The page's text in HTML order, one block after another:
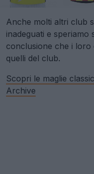
Anche molti altri club
inadeguati e
conclusione che i
quelli del club.
Scopri le maglie
Archive